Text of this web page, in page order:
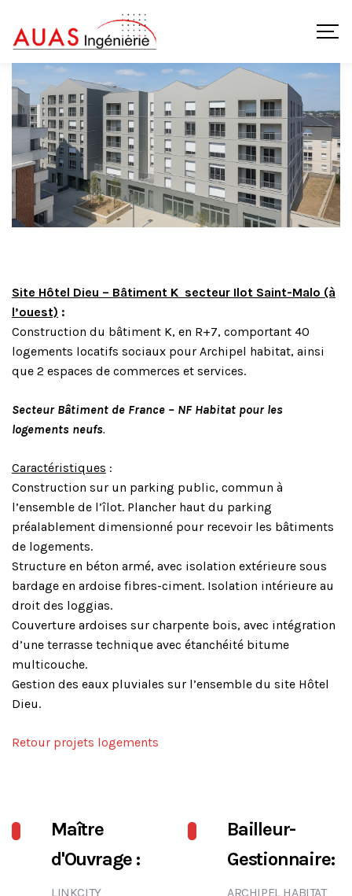
Site Hôtel Dieu – Bâtiment K secteur Ilot Saint-Malo (à
l’ouest) :
Construction du bâtiment K, en R+7, comportant 40
logements locatifs sociaux pour Archipel habitat, ainsi
que 2 espaces de commerces et services.
Secteur Bâtiment de France – NF Habitat pour les
logements neufs.
Caractéristiques :
Construction sur un parking public, commun à
l’ensemble de l’îlot. Plancher haut du parking
préalablement dimensionné pour recevoir les bâtiments
de logements.
Structure en béton armé, avec isolation extérieure sous
bardage en ardoise fibres-ciment. Isolation intérieure au
droit des loggias.
Couverture ardoises sur charpente bois, avec intégration
d’une terrasse technique avec étanchéité bitume
multicouche.
Gestion des eaux pluviales sur l’ensemble du site Hôtel
Dieu.
Retour projets logements
Maître
d'Ouvrage :
LINKCITY
Bailleur-
Gestionnaire:
ARCHIPEL HABITAT